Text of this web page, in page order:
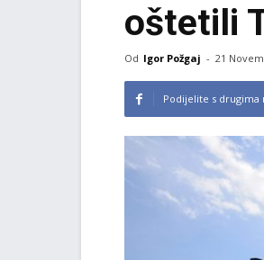
oštetili
Od Igor Požgaj - 21
Podijelite s drugima